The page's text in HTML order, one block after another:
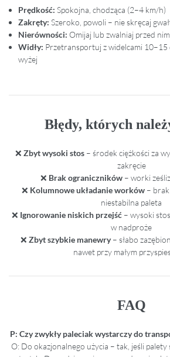
Prędkość: Spokojna, chodząca (2–4 km/h)
Zakręty: Szeroko, powoli – nie skręcaj
Nierówności: Omijaj lub zwalniaj przed
Widły: Przetransportuj z widelcami 10–15
wyżej
Błędy, których
❌ Zbyt wysoki stos– środek ciężkości za
zakręcie
❌ Brak ograniczników – worki
❌ Kolumnowe układanie worków– brak
niestabilna paleta
❌ Ignorowanie niskich przejść– wysoki
w nadproże
❌ Zbyt szybkie manewry– słabo
nawet przy małym
FAQ
P: Czy zwykły paleciak wystarczy do
O: Do okazjonalnego użycia – tak, jeśli